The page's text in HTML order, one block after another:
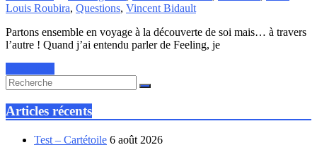
Louis Roubira, Questions, Vincent Bidault
Partons ensemble en voyage à la découverte de soi mais… à travers
l’autre ! Quand j’ai entendu parler de Feeling, je
Articles récents
Test – Cartétoile 6 août 2026